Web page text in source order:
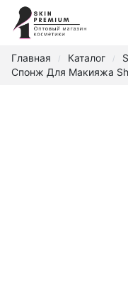
Главная / Каталог /
Спонж Для Макияжа